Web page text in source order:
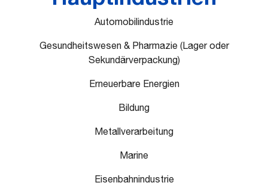
Automobilindustrie
Gesundheitswesen & Pharmazie (Lager oder
Sekundärverpackung)
Erneuerbare Energien
Bildung
Metallverarbeitung
Marine
Eisenbahnindustrie